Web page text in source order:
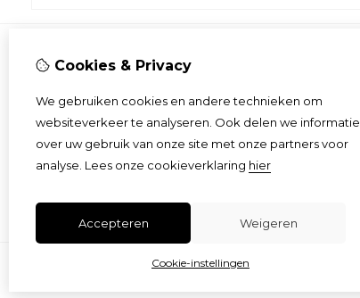
Over ons
Bestellen
Algemene voorwaarden
Privacy & veiligheid
Cookies & Privacy
We gebruiken cookies en andere technieken om
websiteverkeer te analyseren. Ook delen we informatie
over uw gebruik van onze site met onze partners voor
analyse. Lees onze cookieverklaring hier
Accepteren Weigeren
Cookie-instellingen